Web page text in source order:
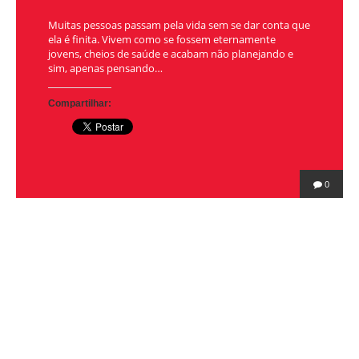
Muitas pessoas passam pela vida sem se dar conta que
ela é finita. Vivem como se fossem eternamente
jovens, cheios de saúde e acabam não planejando e
sim, apenas pensando…
Compartilhar:
0